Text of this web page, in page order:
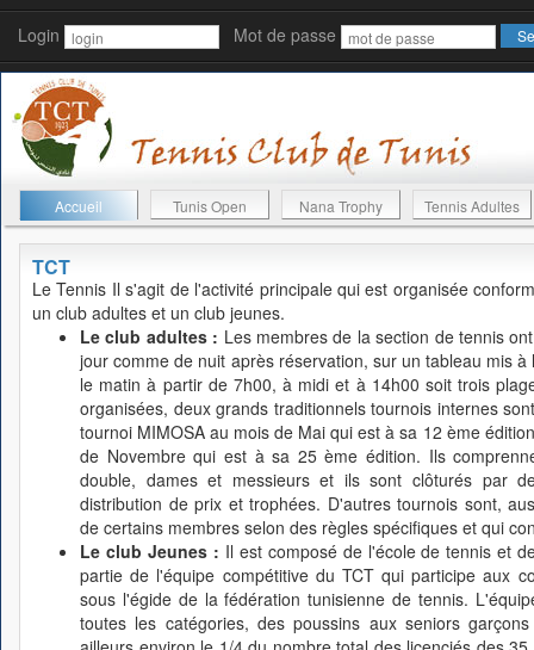
Login Mot de passe
Accueil Tunis Open Nana Trophy Tennis Adultes
TCT
Le Tennis Il s'agit de l'activité principale qui est organisée
un club adultes et un club jeunes.
Le club adultes : Les membres de la section de tennis
jour comme de nuit après réservation, sur un tableau mis
le matin à partir de 7h00, à midi et à 14h00 soit trois
organisées, deux grands traditionnels tournois internes
tournoi MIMOSA au mois de Mai qui est à sa 12 ème
de Novembre qui est à sa 25 ème édition. Ils
double, dames et messieurs et ils sont clôturés par
distribution de prix et trophées. D'autres tournois sont,
de certains membres selon des règles spécifiques et qui
Le club Jeunes : Il est composé de l'école de tennis et
partie de l'équipe compétitive du TCT qui participe aux
sous l'égide de la fédération tunisienne de tennis.
toutes les catégories, des poussins aux seniors